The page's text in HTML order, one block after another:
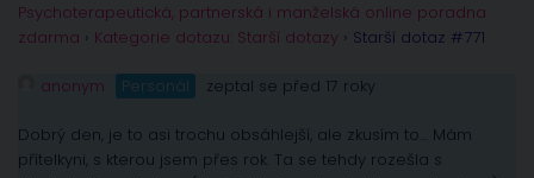
Psychoterapeutická, partnerská i manželská online poradna
zdarma › Kategorie dotazu: Starší dotazy › Starší dotaz #771
anonym Personál zeptal se před 17 roky
Dobrý den, je to asi trochu obsáhlejší, ale zkusím to… Mám
přítelkyni, s kterou jsem přes rok. Ta se tehdy rozešla s